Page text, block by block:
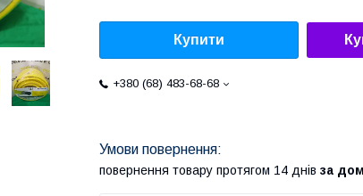
Купити
+380 (68) 483-68-68
повернення товару протягом 14 днів за